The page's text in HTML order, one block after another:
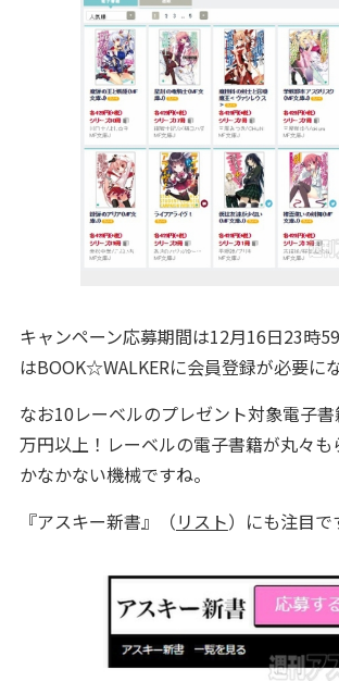
キャンペーン応募期間は12月16日23時
はBOOK☆WALKERに会員登録が必要にな
なお10レーベルのプレゼント対象電子
万円以上！レーベルの電子書籍が丸々も
かなかない機械ですね。
『アスキー新書』（リスト）にも注目で